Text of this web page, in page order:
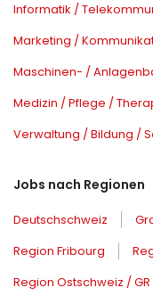
Informatik /
Marketing /
Maschinen- /
Medizin / Pflege /
Verwaltung / Bildung /
Jobs nach Regionen
Deutschschweiz
Region Fribourg
Region Ostschweiz / GR